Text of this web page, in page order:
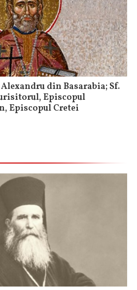
din Basarabia; Sf.
Episcopul
Episcopul Cretei